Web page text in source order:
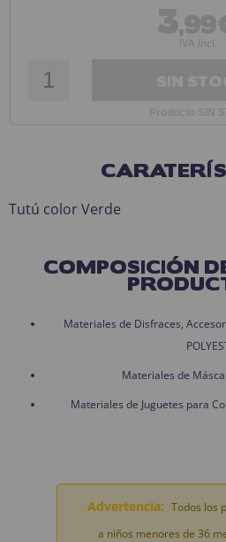
3
IVA Incl.
Tutú color Verde
COMPOSICIÓN
Materiales de Disfraces,
Materiales de
Materiales de Juguetes para
Advertencia: Todos los
a niños menores de 36